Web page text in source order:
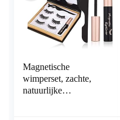
Magnetische
wimperset, zachte,
natuurlijke